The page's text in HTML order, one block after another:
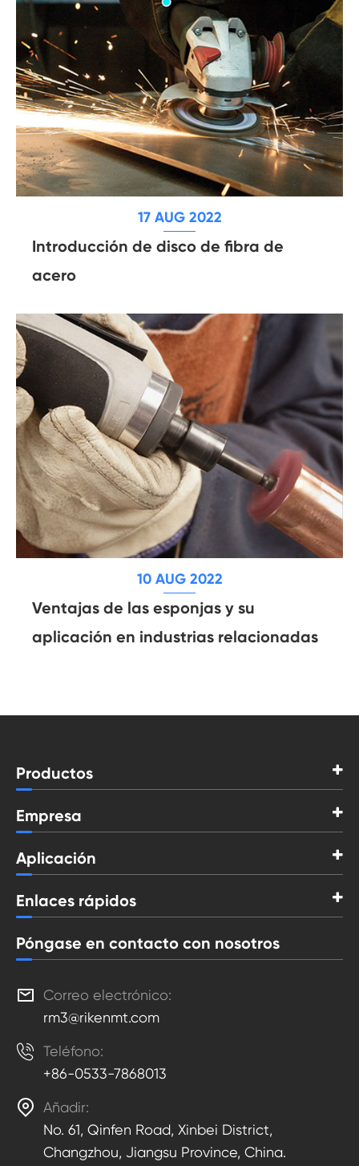
17 AUG 2022
Introducción de disco de fibra de
acero
10 AUG 2022
Ventajas de las esponjas y su
aplicación en industrias relacionadas
Productos
Empresa
Aplicación
Enlaces rápidos
Póngase en contacto con nosotros
 Correo electrónico:
rm3@rikenmt.com
 Teléfono:
+86-0533-7868013
 Añadir:
No. 61, Qinfen Road, Xinbei District,
Changzhou, Jiangsu Province, China.